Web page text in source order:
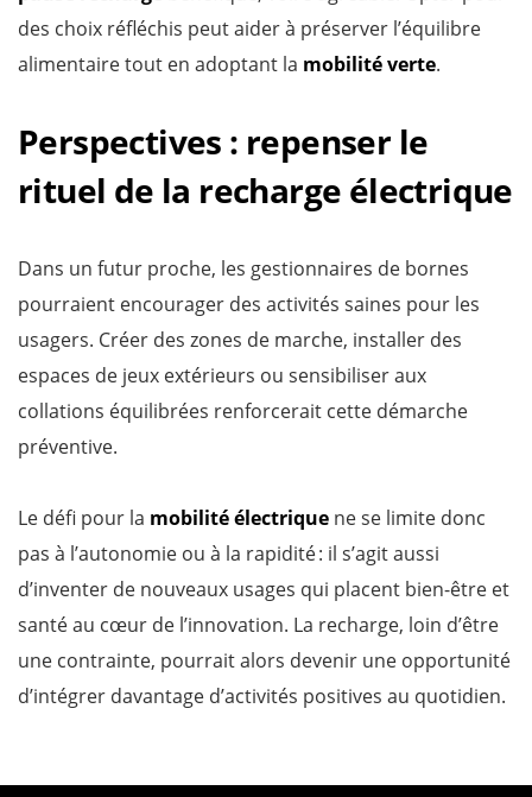
des choix réfléchis peut aider à préserver l’équilibre
alimentaire tout en adoptant la mobilité verte.
Perspectives : repenser le
rituel de la recharge électrique
Dans un futur proche, les gestionnaires de bornes
pourraient encourager des activités saines pour les
usagers. Créer des zones de marche, installer des
espaces de jeux extérieurs ou sensibiliser aux
collations équilibrées renforcerait cette démarche
préventive.
Le défi pour la mobilité électrique ne se limite donc
pas à l’autonomie ou à la rapidité : il s’agit aussi
d’inventer de nouveaux usages qui placent bien-être et
santé au cœur de l’innovation. La recharge, loin d’être
une contrainte, pourrait alors devenir une opportunité
d’intégrer davantage d’activités positives au quotidien.